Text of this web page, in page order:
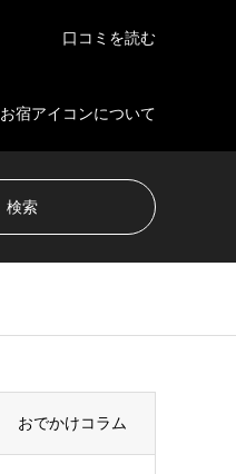
口コミを読む
お宿アイコンについて
おでかけコラム